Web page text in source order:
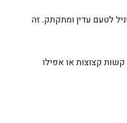
לטעם עדין ומתקתק. זה
קצוצות או אפילו